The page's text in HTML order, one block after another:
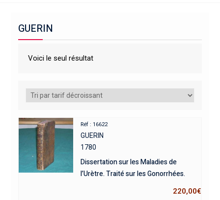
GUERIN
Voici le seul résultat
Réf : 16622
GUERIN
1780
Dissertation sur les Maladies de
l’Urètre. Traité sur les Gonorrhées.
220,00€